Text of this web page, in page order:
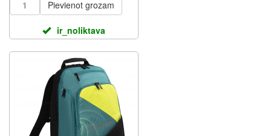
Pievienot grozam
ir_noliktava